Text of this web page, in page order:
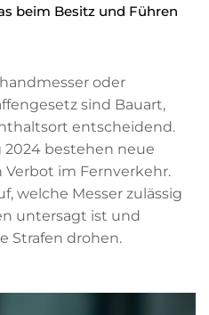
beim Besitz und Führen
oder
sind Bauart,
entscheidend.
2024 bestehen neue
Verbot im Fernverkehr.
welche Messer zulässig
untersagt ist und
Strafen drohen.